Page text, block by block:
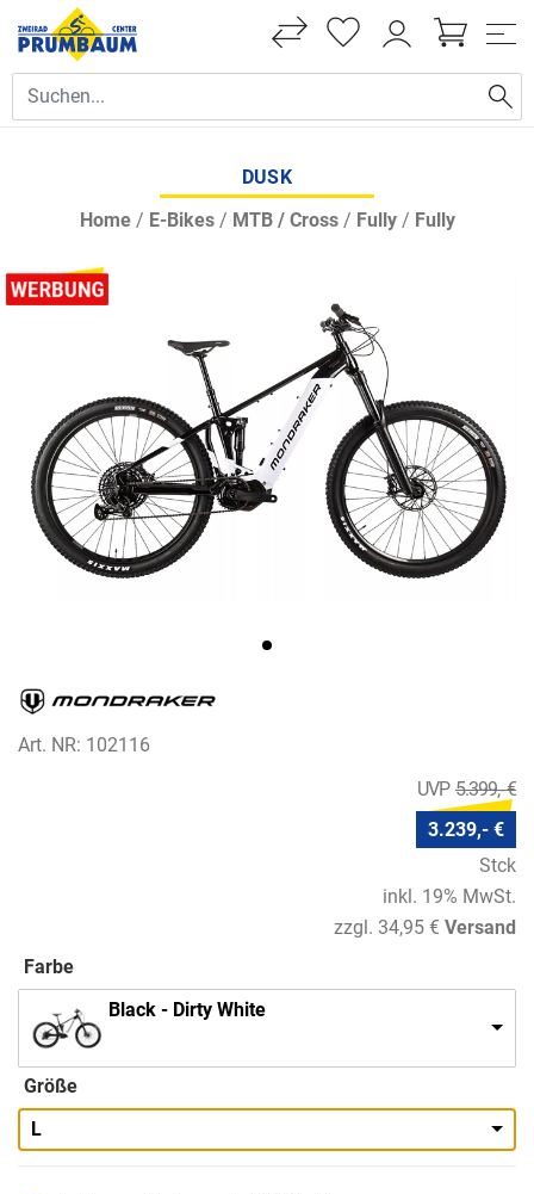
DUSK
Home/ E-Bikes/ MTB / Cross/ Fully/ Fully
Art. NR: 102116
5.399,- €
3.239,- €
Stck
inkl. 19% MwSt.
zzgl. 34,95 € Versand
Farbe
Black - Dirty White
Größe
L